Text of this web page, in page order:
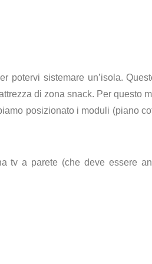
sistemare un’isola.
di zona snack. Per questo
posizionato i moduli (piano
tv a parete (che deve essere